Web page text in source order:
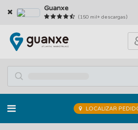
Guanxe
(150 mil+ descargas)
LOCALIZAR